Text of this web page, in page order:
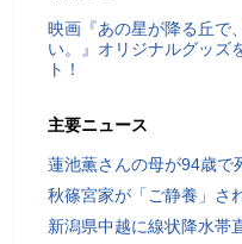
映画『あの星が降る丘で
い。』オリジナルグッズ
ト！
主要ニュース
蓮池薫さんの母が94歳で
秋篠宮家が「ご静養」さ
新潟県中越に線状降水帯